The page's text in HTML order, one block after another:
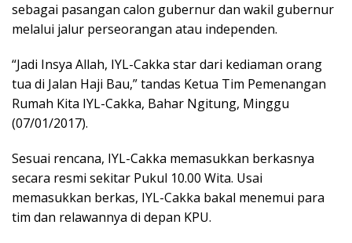
sebagai pasangan calon gubernur dan wakil gubernur
melalui jalur perseorangan atau independen.
“Jadi Insya Allah, IYL-Cakka star dari kediaman orang
tua di Jalan Haji Bau,” tandas Ketua Tim Pemenangan
Rumah Kita IYL-Cakka, Bahar Ngitung, Minggu
(07/01/2017).
Sesuai rencana, IYL-Cakka memasukkan berkasnya
secara resmi sekitar Pukul 10.00 Wita. Usai
memasukkan berkas, IYL-Cakka bakal menemui para
tim dan relawannya di depan KPU.